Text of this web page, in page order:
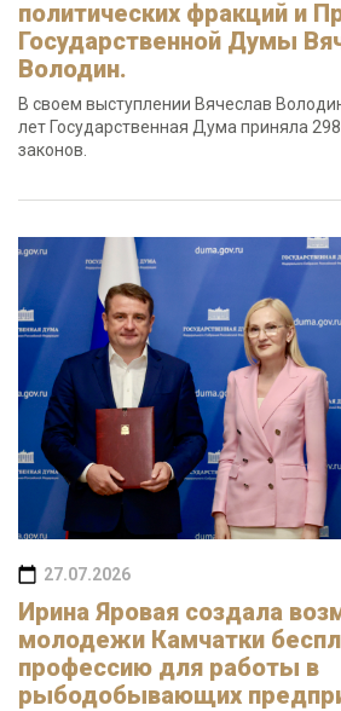
политических фракций и
Государственной Думы
Володин.
В своем выступлении Вячеслав
лет Государственная Дума приняла
законов.
27.07.2026
Ирина Яровая создала
молодежи Камчатки
профессию для работы в
рыбодобывающих